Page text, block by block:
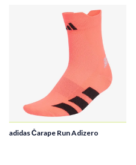
adidas Čarape Run Adizero